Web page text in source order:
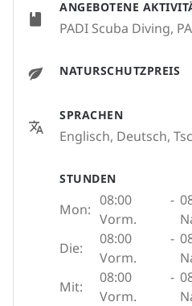
ANGEBOTENE
PADI Scuba Diving,
NATURSCHUTZPREIS
SPRACHEN
Englisch, Deutsch,
STUNDEN
Mon:
08:00
Vorm.
-
Die:
08:00
Vorm.
-
Mit:
08:00
Vorm.
-